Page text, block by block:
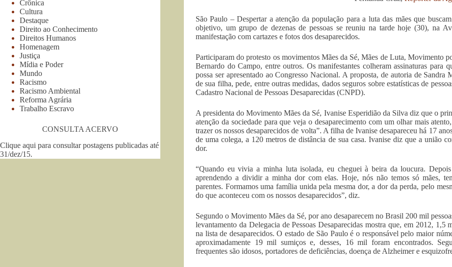
São Paulo – Despertar a atenção da população para a luta das mães que
objetivo, um grupo de dezenas de pessoas se reuniu na tarde hoje (30), na
manifestação com cartazes e fotos dos desaparecidos.
Participaram do protesto os movimentos Mães da Sé, Mães de Luta, Movimento
Bernardo do Campo, entre outros. Os manifestantes colheram assinaturas
possa ser apresentado ao Congresso Nacional. A proposta, de autoria de Sandra
de sua filha, pede, entre outras medidas, dados seguros sobre estatísticas de
Cadastro Nacional de Pessoas Desaparecidas (CNPD).
A presidenta do Movimento Mães da Sé, Ivanise Esperidião da Silva diz que o
atenção da sociedade para que veja o desaparecimento com um olhar mais
trazer os nossos desaparecidos de volta”. A filha de Ivanise desapareceu há 17
de uma colega, a 120 metros de distância de sua casa. Ivanise diz que a união
dor.
“Quando eu vivia a minha luta isolada, eu cheguei à beira da loucura.
aprendendo a dividir a minha dor com elas. Hoje, nós não temos só mães,
parentes. Formamos uma família unida pela mesma dor, a dor da perda, pelo
do que aconteceu com os nossos desaparecidos”, diz.
Segundo o Movimento Mães da Sé, por ano desaparecem no Brasil 200 mil
levantamento da Delegacia de Pessoas Desaparecidas mostra que, em 2012, 1,5
na lista de desaparecidos. O estado de São Paulo é o responsável pelo maior
aproximadamente 19 mil sumiços e, desses, 16 mil foram encontrados.
frequentes são idosos, portadores de deficiências, doença de Alzheimer e
Crônica
Cultura
Destaque
Direito ao Conhecimento
Direitos Humanos
Homenagem
Justiça
Mídia e Poder
Mundo
Racismo
Racismo Ambiental
Reforma Agrária
Trabalho Escravo
CONSULTA ACERVO
Clique aqui para consultar postagens publicadas até
31/dez/15.